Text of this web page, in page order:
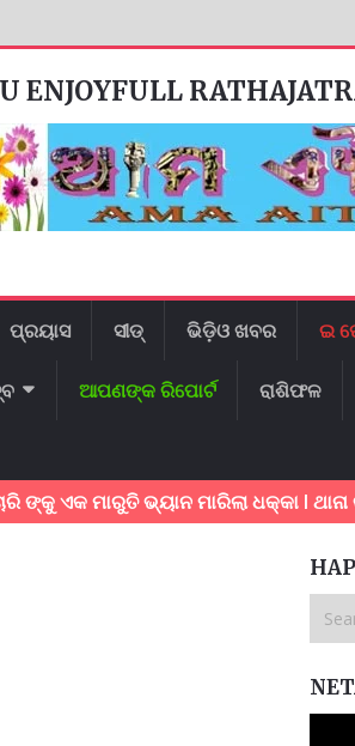
ENJOYFULL
ପ୍ରୟାସ ସୀଡ୍ ଭିଡ଼ିଓ ଖବର ଇ
ଆପଣଙ୍କ ରିପୋର୍ଟ ରାଶିଫଳ
ମାରୁତି ଭ୍ୟାନ ମାରିଲା ଧକ୍କା l ଥାନା